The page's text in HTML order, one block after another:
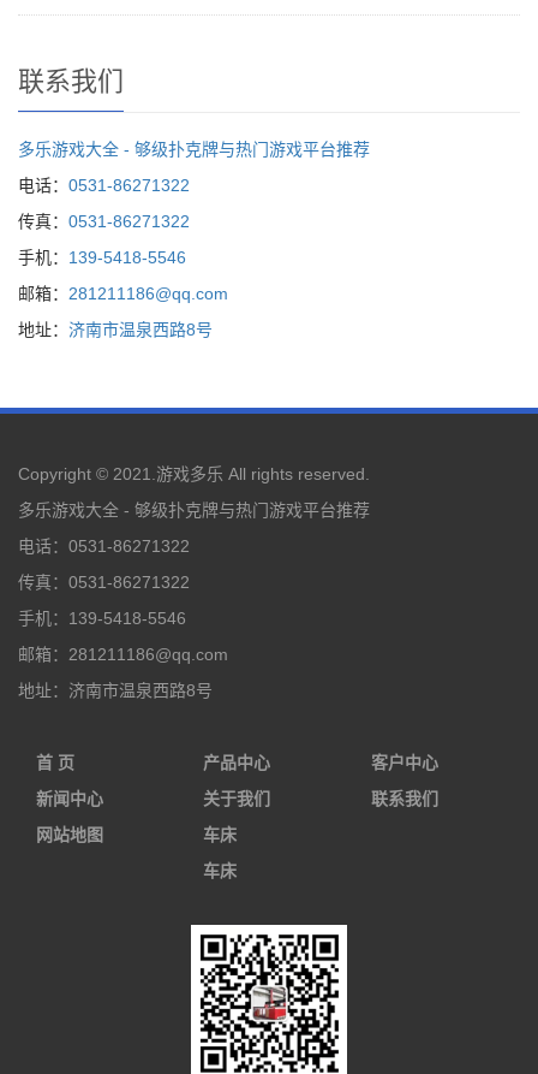
联系我们
多乐游戏大全 - 够级扑克牌与热门游戏平台推荐
电话： 0531-86271322
传真： 0531-86271322
手机： 139-5418-5546
邮箱： 281211186@qq.com
地址： 济南市温泉西路8号
Copyright © 2021. 游戏多乐 All rights reserved.
多乐游戏大全 - 够级扑克牌与热门游戏平台推荐
电话： 0531-86271322
传真： 0531-86271322
手机： 139-5418-5546
邮箱： 281211186@qq.com
地址： 济南市温泉西路8号
首 页 产品中心
客户中心
新闻中心
关于我们
联系我们
网站地图
车床
车床